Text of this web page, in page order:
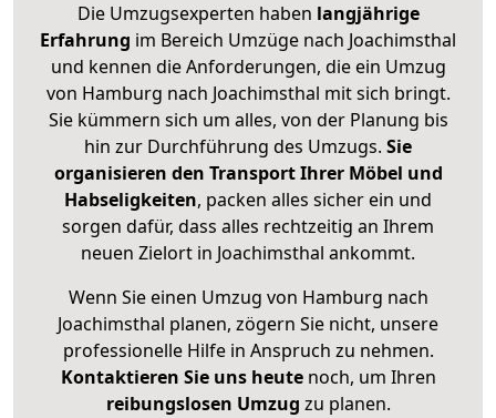
Die Umzugsexperten haben langjährige
Erfahrung im Bereich Umzüge nach Joachimsthal
und kennen die Anforderungen, die ein Umzug
von Hamburg nach Joachimsthal mit sich bringt.
Sie kümmern sich um alles, von der Planung bis
hin zur Durchführung des Umzugs. Sie
organisieren den Transport Ihrer Möbel und
Habseligkeiten, packen alles sicher ein und
sorgen dafür, dass alles rechtzeitig an Ihrem
neuen Zielort in Joachimsthal ankommt.
Wenn Sie einen Umzug von Hamburg nach
Joachimsthal planen, zögern Sie nicht, unsere
professionelle Hilfe in Anspruch zu nehmen.
Kontaktieren Sie uns heutenoch, um Ihren
reibungslosen Umzug zu planen.